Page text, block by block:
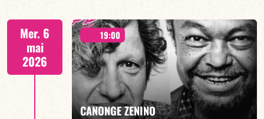
Duo Jazz - 19h00
EN SAVOIR PLUS
Mer. 6
mai
2026
19:00
CANONGE ZENINO